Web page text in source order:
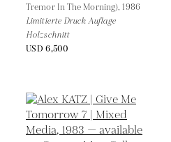
Tremor In The Morning),1986
Limitierte Druck Auflage
Holzschnitt
USD 6,500